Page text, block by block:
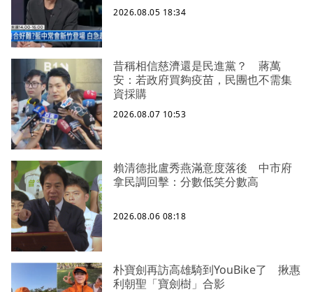
2026.08.05 18:34
昔稱相信慈濟還是民進黨？ 蔣萬
安：若政府買夠疫苗，民團也不需集
資採購
2026.08.07 10:53
賴清德批盧秀燕滿意度落後 中市府
拿民調回擊：分數低笑分數高
2026.08.06 08:18
朴寶劍再訪高雄騎到YouBike了 揪惠
利朝聖「寶劍樹」合影